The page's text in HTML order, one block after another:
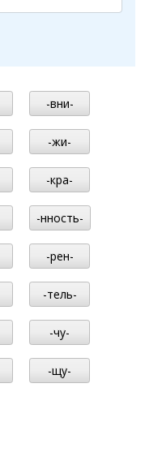
-вни-
-жи-
-кра-
-нность-
-рен-
-тель-
-чу-
-щу-